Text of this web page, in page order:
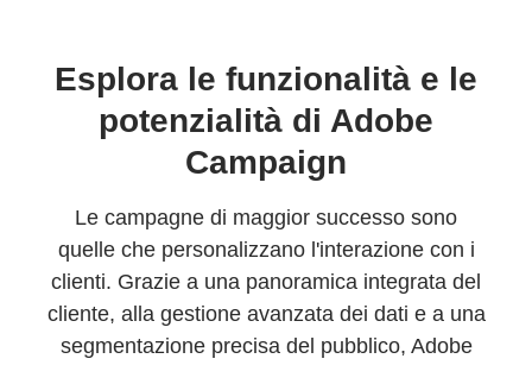
Esplora le funzionalità e le
potenzialità di Adobe
Campaign
Le campagne di maggior successo sono
quelle che personalizzano l'interazione con i
clienti. Grazie a una panoramica integrata del
cliente, alla gestione avanzata dei dati e a una
segmentazione precisa del pubblico, Adobe